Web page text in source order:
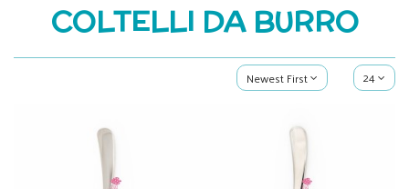
COLTELLI DA BURRO
Newest First 24